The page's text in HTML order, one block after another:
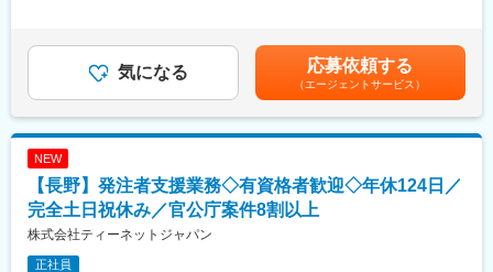
フスタイルにあわせた働き方のひとつとして、全社員が利用でき
ます。
・離職率は業界平均を大幅に下回っています。このことからも、
働きやすい環境・風土であることがうかがえます。
験・スキルを持った社員が働いています。
・本社周辺は、豊かな自然に囲まれています。社屋も2020年12月
に改装。快適な環境で働くことができます。
運用保守作業だけでなく、システム改修や改善提案にも積極的に
関わることができます。現場の課題を拾い上げ、より良い仕組み
づくりを自ら提案できるため、「言われたことをやる」だけでは
■入社後のキャリアパス：
入社後はリーダーの元、基幹システムの運用・保守業務を担当し
績賞与支給対象者は年1回（6月）＜年収内訳＞（基本給+業務手
当）×12ヶ月分+予定賞与その他固定手当（業務手当）は10～20時
間相当の時間外手当として支給します（超過分は追加支給）賃金
はあくまでも目安の金額であり、選考を通じて上下する可能性が
あります。月給(月額)は固定手当を含めた表記です。
気になる 応募依頼する
（エージェントサービス）
NEW
【長野】発注者支援業務◇有資格者歓迎◇年休124日／
完全土日祝休み／官公庁案件8割以上
株式会社ティーネットジャパン
正社員